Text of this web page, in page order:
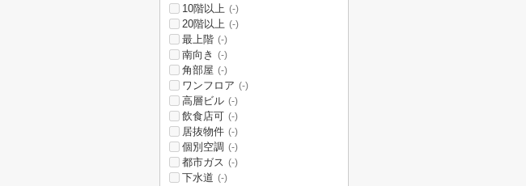
10階以上 (-)
20階以上 (-)
最上階 (-)
南向き (-)
角部屋 (-)
ワンフロア (-)
高層ビル (-)
飲食店可 (-)
居抜物件 (-)
個別空調 (-)
都市ガス (-)
下水道 (-)